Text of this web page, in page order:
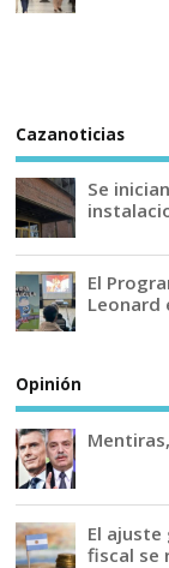
Cazanoticias
Se
El
Leonard
Opinión
El
fiscal se